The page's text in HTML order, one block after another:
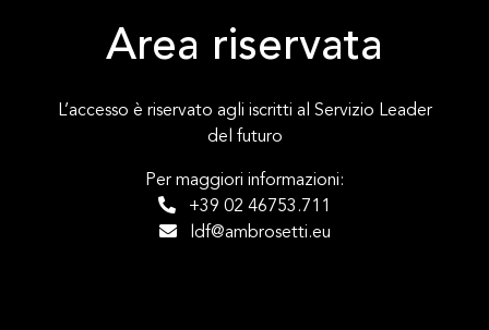
Area riservata
L’accesso è riservato agli iscritti al Servizio Leader
del futuro
Per maggiori informazioni:
+39 02 46753.711
ldf@ambrosetti.eu